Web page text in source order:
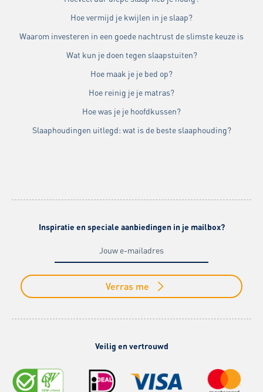
Hoe vermijd je kwijlen in je slaap?
Waarom investeren in een goede nachtrust de slimste keuze is
Wat kun je doen tegen slaapstuiten?
Hoe maak je je bed op?
Hoe reinig je je matras?
Hoe was je je hoofdkussen?
Slaaphoudingen uitlegd: wat is de beste slaaphouding?
Inspiratie en speciale aanbiedingen in je mailbox?
Verras me
Veilig en vertrouwd